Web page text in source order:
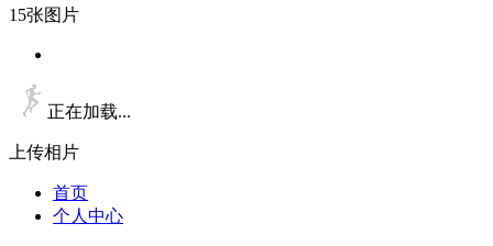
15张图片
正在加载...
上传相片
首页
个人中心